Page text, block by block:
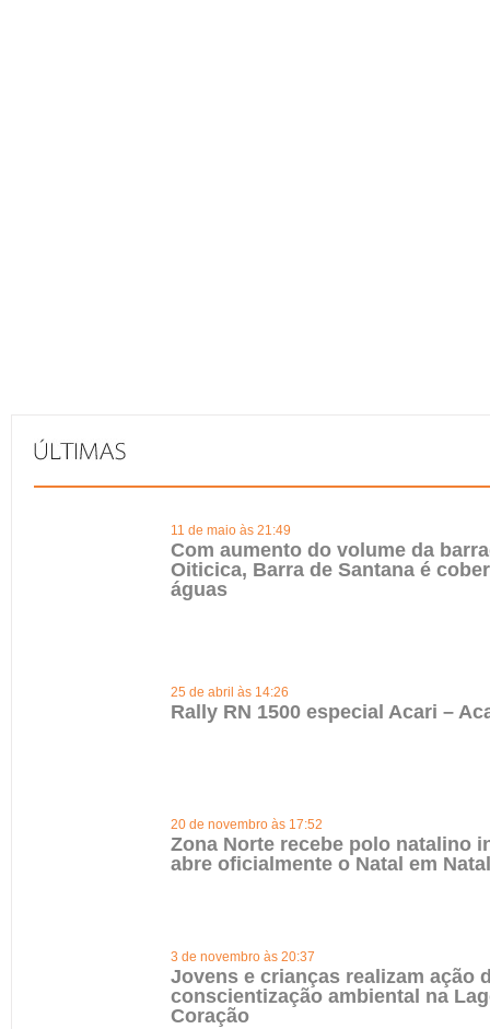
11 de maio às 21:49
Com aumento do volume da
Oiticica, Barra de Santana é
águas
25 de abril às 14:26
Rally RN 1500 especial Acari –
20 de novembro às 17:52
Zona Norte recebe polo natalino
abre oficialmente o Natal em
3 de novembro às 20:37
Jovens e crianças realizam ação
conscientização ambiental na
Coração